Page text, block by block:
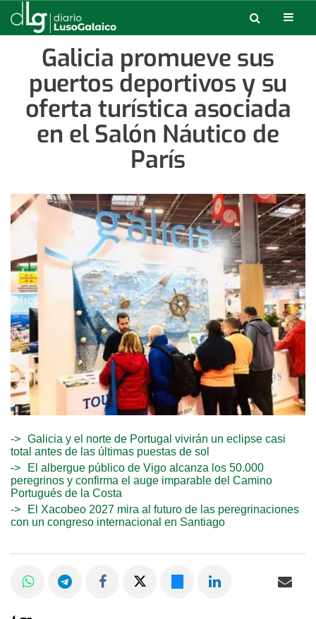
Galicia promueve sus
puertos deportivos y su
oferta turística asociada
en el Salón Náutico de
París
Galicia y el norte de Portugal vivirán un eclipse casi
total antes de las últimas puestas de sol
El albergue público de Vigo alcanza los 50.000
peregrinos y confirma el auge imparable del Camino
Portugués de la Costa
El Xacobeo 2027 mira al futuro de las peregrinaciones
con un congreso internacional en Santiago